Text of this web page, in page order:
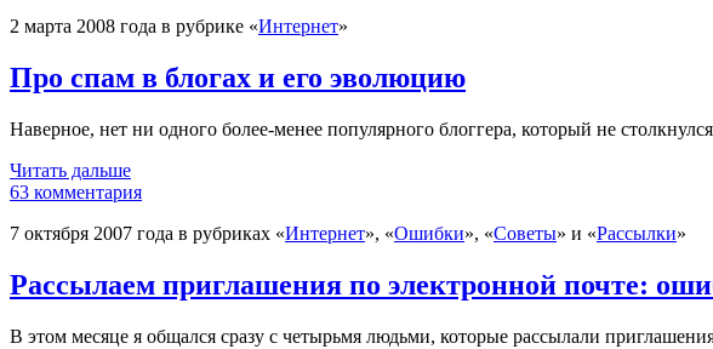
2 марта 2008 года в рубрике «Интернет»
Про спам в блогах и его эволюцию
Наверное, нет ни одного более-менее популярного блоггера, который не
Читать дальше
63 комментария
7 октября 2007 года в рубриках «Интернет», «Ошибки», «Советы» и «Рассылки»
Рассылаем приглашения по электронной почте:
В этом месяце я общался сразу с четырьмя людьми, которые рассылали